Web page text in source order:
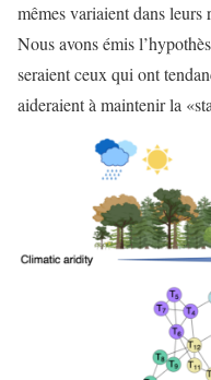
mêmes variaient dans leurs
Nous avons émis
seraient ceux qui ont
aideraient à maintenir la